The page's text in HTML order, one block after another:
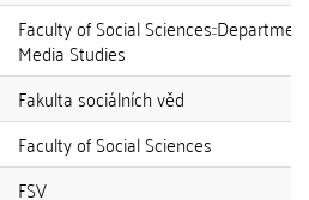
Faculty of Social
Media Studies
Fakulta sociálních věd
Faculty of Social Sciences
FSV